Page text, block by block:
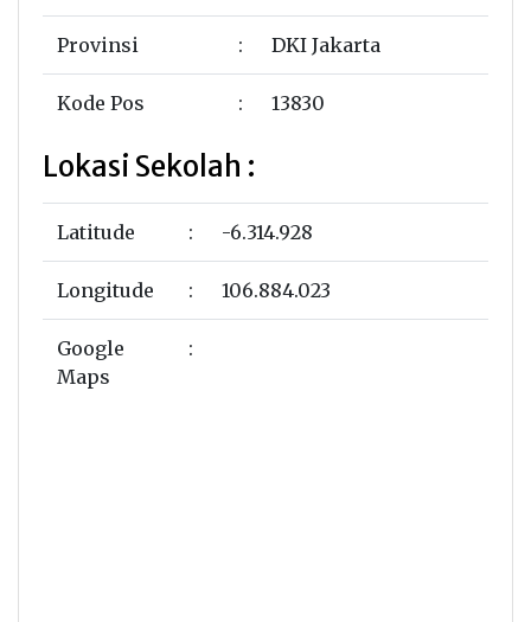
Provinsi : DKI Jakarta
Kode Pos : 13830
Lokasi Sekolah :
Latitude : -6.314.928
Longitude : 106.884.023
Google
Maps
: